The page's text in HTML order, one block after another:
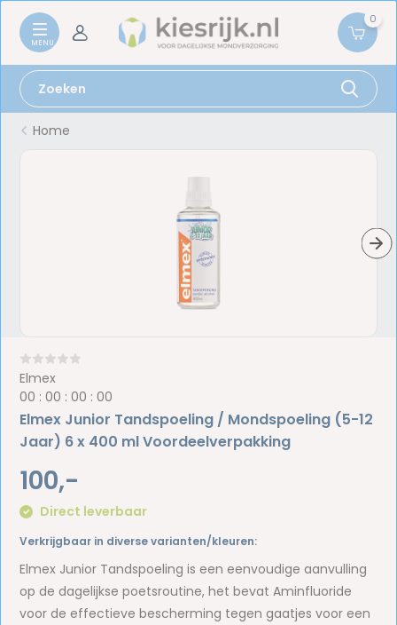
0
Home
Elmex
00 :00 :00 :00
Elmex Junior Tandspoeling / Mondspoeling (5-12
Jaar) 6 x 400 ml Voordeelverpakking
100,-
Direct leverbaar
Verkrijgbaar in diverse varianten/kleuren:
Elmex Junior Tandspoeling is een eenvoudige aanvulling
op de dagelijkse poetsroutine, het bevat Aminfluoride
voor de effectieve bescherming tegen gaatjes voor een